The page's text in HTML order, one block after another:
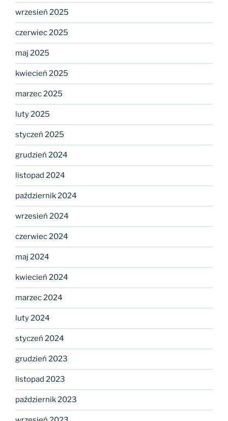
wrzesień 2025
czerwiec 2025
maj 2025
kwiecień 2025
marzec 2025
luty 2025
styczeń 2025
grudzień 2024
listopad 2024
październik 2024
wrzesień 2024
czerwiec 2024
maj 2024
kwiecień 2024
marzec 2024
luty 2024
styczeń 2024
grudzień 2023
listopad 2023
październik 2023